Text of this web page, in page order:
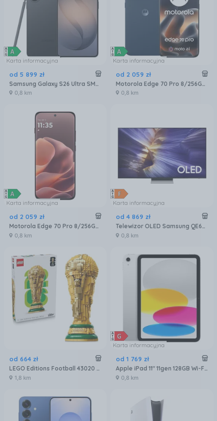
Karta informacyjna
od 5 899 zł
Samsung Galaxy S26 Ultra SM-S948 5G 12/256GB Czarny
0,8 km
Karta informacyjna
od 2 059 zł
Motorola Edge 70 Pro 8/256GB Granatowy
0,8 km
Karta informacyjna
od 2 059 zł
Motorola Edge 70 Pro 8/256GB Bordowy
0,8 km
Karta informacyjna
od 4 869 zł
Telewizor OLED Samsung QE65S90FATXXH 65 cali 4K UHD
0,8 km
od 664 zł
LEGO Editions Football 43020 Oficjalny Puchar Świata FIFA
1,8 km
Karta informacyjna
od 1 769 zł
Apple iPad 11" 11gen 128GB Wi-Fi Srebrny (MD3Y4HCA)
0,8 km